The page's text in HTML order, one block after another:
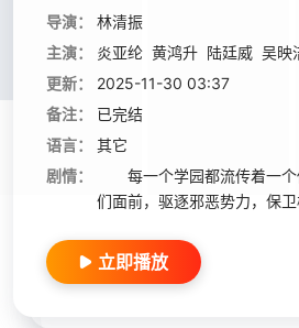
导演：
林清振
主演：
炎亚纶 黄鸿升 陆廷威 吴映
更新：
2025-11-30 03:37
备注：
已完结
语言：
其它
剧情：
每一个学园都流传着一个
们面前，驱逐邪恶势力，保
立即播放